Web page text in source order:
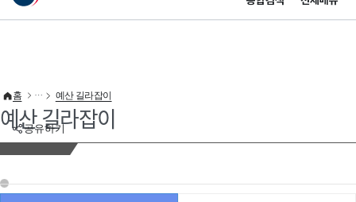
이 누리집은 대한민국 공식 전자정부 누리집입니다.
공유하기
홈 예산 길라잡이
예산 길라잡이